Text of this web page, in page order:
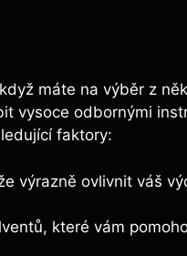
máte na výběr z
vysoce odbornými
faktory:
výrazně ovlivnit váš
které vám